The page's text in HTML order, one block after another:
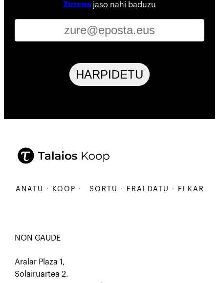
Zuzena jaso nahi baduzu
HARPIDETU
· KOOP · SORTU · ERALDATU ·
NON GAUDE
Aralar Plaza 1,
Solairuartea 2.